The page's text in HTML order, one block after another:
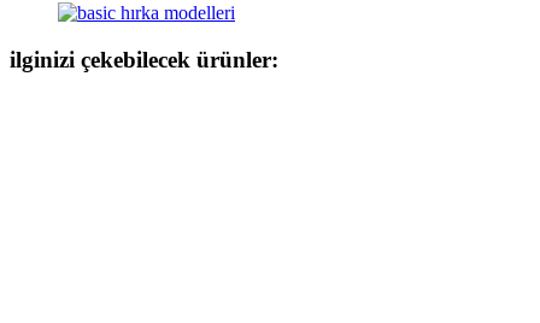
ilginizi çekebilecek ürünler: